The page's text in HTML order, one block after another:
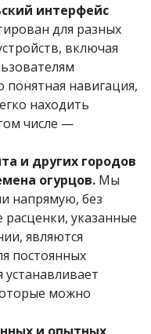
интерфейс
для разных
включая
понятная навигация,
находить
числе —
и других городов
огурцов. Мы
напрямую, без
указанные
являются
постоянных
можно